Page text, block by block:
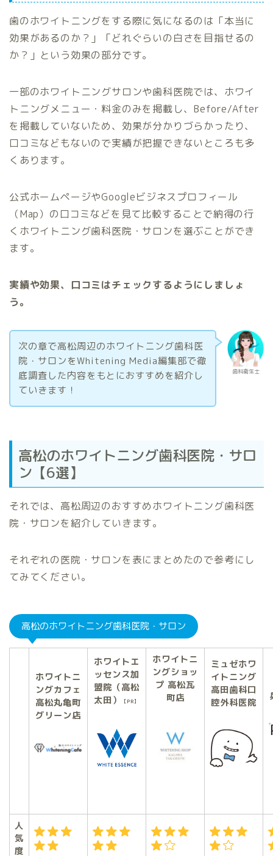
歯のホワイトニングをする際に気になるのは「本当に
効果があるのか？」「どれぐらいの白さを目指せるの
か？」という効果の部分です。
一部のホワイトニングサロンや歯科医院では、ホワイ
トニングメニュー・料金のみを掲載し、Before/After
を掲載していないため、効果が分かりづらかったり、
口コミなどもないので実績が把握できないところも多
くあります。
公式ホームページやGoogleビジネスプロフィール
（Map）の口コミなどを見て比較することで納得の行
くホワイトニング歯科医院・サロンを選ぶことができ
ます。
実績や効果、口コミはチェックするようにしましょ
う。
歯科衛生士
次の章で高松周辺のホワイトニング歯科医
院・サロンをWhitening Media編集部で徹
底調査した内容をもとにおすすめを紹介し
ていきます！
高松のホワイトニング歯科医院・サロ
ン【6選】
それでは、高松周辺のおすすめホワイトニング歯科医
院・サロンを紹介していきます。
それぞれの医院・サロンを表にまとめたので参考にし
てみてください。
高松のホワイトニング歯科医院・サロン
ホワイトニ
ングカフェ
高松丸亀町
グリーン店
ホワイトエ
ッセンス加
盟院（高松
太田）
【PR】
ホワイトニ
ングショッ
プ 高松瓦
町店
ミュゼホワ
イトニング
高田歯科口
腔外科医院
人
気
度